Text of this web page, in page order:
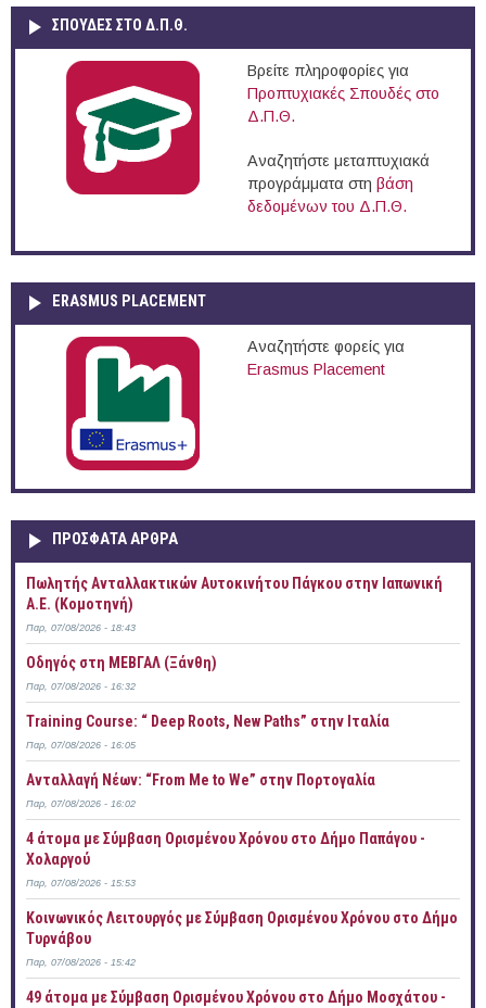
ΣΠΟΥΔΈΣ ΣΤΟ Δ.Π.Θ.
Βρείτε πληροφορίες για
Προπτυχιακές Σπουδές στο
Δ.Π.Θ.
Αναζητήστε μεταπτυχιακά
προγράμματα στη βάση
δεδομένων του Δ.Π.Θ.
ERASMUS PLACEMENT
Αναζητήστε φορείς για
Erasmus Placement
ΠΡOΣΦΑΤΑ AΡΘΡΑ
Πωλητής Ανταλλακτικών Αυτοκινήτου Πάγκου στην Ιαπωνική
Α.Ε. (Κομοτηνή)
Παρ, 07/08/2026 - 18:43
Οδηγός στη ΜΕΒΓΑΛ (Ξάνθη)
Παρ, 07/08/2026 - 16:32
Training Course: “ Deep Roots, New Paths” στην Ιταλία
Παρ, 07/08/2026 - 16:05
Ανταλλαγή Νέων: “From Me to We” στην Πορτογαλία
Παρ, 07/08/2026 - 16:02
4 άτομα με Σύμβαση Ορισμένου Χρόνου στο Δήμο Παπάγου -
Χολαργού
Παρ, 07/08/2026 - 15:53
Κοινωνικός Λειτουργός με Σύμβαση Ορισμένου Χρόνου στο Δήμο
Τυρνάβου
Παρ, 07/08/2026 - 15:42
49 άτομα με Σύμβαση Ορισμένου Χρόνου στο Δήμο Μοσχάτου -